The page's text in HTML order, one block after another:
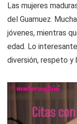
Las mujeres
del Guamuez.
jóvenes, mientras
edad. Lo
diversión, respeto y